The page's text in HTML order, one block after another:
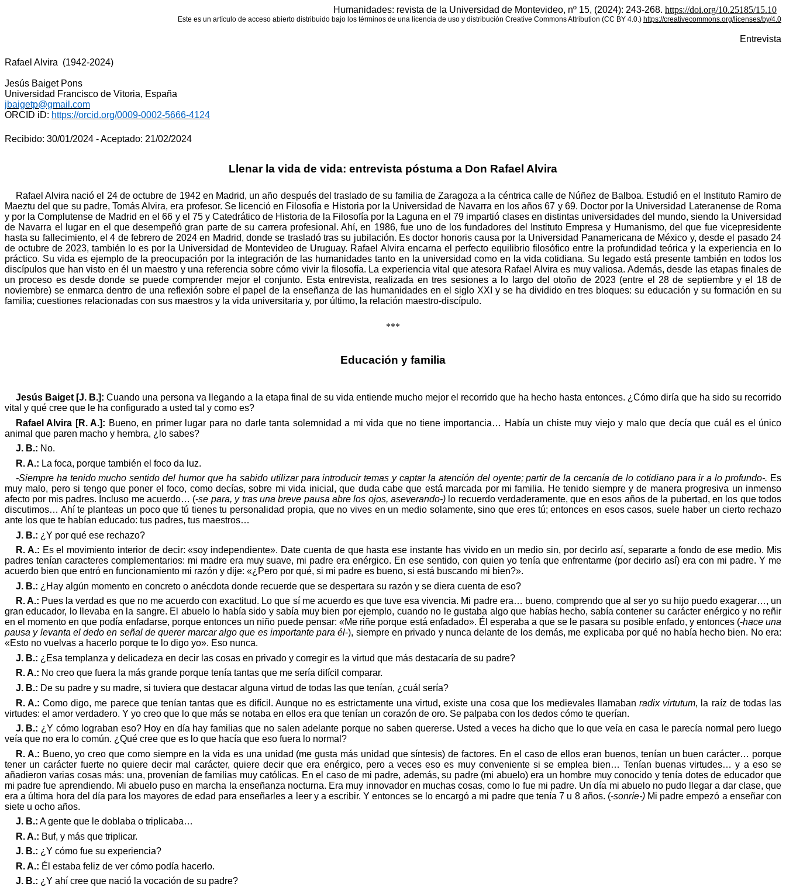
Humanidades: revista de la Universidad de Montevideo, nº 15, (2024): 243-268. https://doi.org/10.25185/15.10
Este es un artículo de acceso abierto distribuido bajo los términos de una licencia de uso y distribución Creative Commons Attribution (CC BY 4.0.) https://creativecommons.org/licenses/by/4.0
Entrevista
Rafael Alvira (1942-2024)
Jesús BaigetPons
Universidad Francisco de Vitoria, España
jbaigetp@gmail.com
ORCID iD: https://orcid.org/0009-0002-5666-4124
Recibido: 30/01/2024 - Aceptado: 21/02/2024
Llenar la vida de vida: entrevista póstuma a Don Rafael Alvira
Rafael Alvira nació el 24 de octubre de 1942 en Madrid, un año después del traslado de su familia de Zaragoza a la céntrica calle de Núñez de Balboa. Estudió en el Instituto Ramiro de
Maeztu del que su padre, Tomás Alvira, era profesor. Se licenció en Filosofía e Historia por la Universidad de Navarra en los años 67 y 69. Doctor por la Universidad Lateranense de Roma
y por la Complutense de Madrid en el 66 y el 75 y Catedrático de Historia de la Filosofía por la Laguna en el 79 impartió clases en distintas universidades del mundo, siendo la Universidad
de Navarra el lugar en el que desempeñó gran parte de su carrera profesional. Ahí, en 1986, fue uno de los fundadores del Instituto Empresa y Humanismo, del que fue vicepresidente
hasta su fallecimiento, el 4 de febrero de 2024 en Madrid, donde se trasladó tras su jubilación. Es doctor honoris causa por la Universidad Panamericana de México y, desde el pasado 24
de octubre de 2023, también lo es por la Universidad de Montevideo de Uruguay. Rafael Alvira encarna el perfecto equilibrio filosófico entre la profundidad teórica y la experiencia en lo
práctico. Su vida es ejemplo de la preocupación por la integración de las humanidades tanto en la universidad como en la vida cotidiana. Su legado está presente también en todos los
discípulos que han visto en él un maestro y una referencia sobre cómo vivir la filosofía. La experiencia vital que atesora Rafael Alvira es muy valiosa. Además, desde las etapas finales de
un proceso es desde donde se puede comprender mejor el conjunto. Esta entrevista, realizada en tres sesiones a lo largo del otoño de 2023 (entre el 28 de septiembre y el 18 de
noviembre) se enmarca dentro de una reflexión sobre el papel de la enseñanza de las humanidades en el siglo XXI y se ha dividido en tres bloques: su educación y su formación en su
familia; cuestiones relacionadas con sus maestros y la vida universitaria y, por último, la relación maestro-discípulo.
***
Educación y familia
Jesús Baiget[J. B.]: Cuando una persona va llegando a la etapa final de su vida entiende mucho mejor el recorrido que ha hecho hasta entonces. ¿ Cómo diría que ha sido su recorrido
vital y qué cree que le ha configurado a usted tal y como es?
Rafael Alvira [R. A.]: Bueno, en primer lugar para no darle tanta solemnidad a mi vida que no tiene importancia… Había un chiste muy viejo y malo que decía que cuál es el único
animal que paren macho y hembra, ¿lo sabes?
J. B.: No.
R. A.: La foca, porque también el foco da luz.
-Siempre ha tenido mucho sentido del humor que ha sabido utilizar para introducir temas y captar la atención del oyente; partir de la cercanía de lo cotidiano para ir a lo profundo-. Es
muy malo, pero si tengo que poner el foco, como decías, sobre mi vida inicial,que duda cabe que está marcada por mi familia. He tenido siempre y de manera progresiva un inmenso
afecto por mis padres. Incluso me acuerdo… (-se para, y tras una breve pausa abre los ojos, aseverando-) lo recuerdo verdaderamente,que en esos años de la pubertad, en los que todos
discutimos… Ahí te planteas un poco que tú tienes tu personalidad propia, que no vives en un medio solamente, sino que eres tú; entonces en esos casos, suele haber un cierto rechazo
ante los que te habían educado: tus padres, tus maestros…
J. B.: ¿Y por qué ese rechazo?
R. A.: Es el movimiento interior de decir:«soy independiente». Date cuenta de que hasta ese instante has vivido en un medio sin, por decirlo así, separarte a fondo de ese medio. Mis
padres tenían caracteres complementarios: mi madre era muy suave, mi padre era enérgico. En ese sentido, con quien yo tenía que enfrentarme (por decirlo así) era con mi padre. Y me
acuerdo bien que entró en funcionamiento mi razón y dije: «¿Pero por qué, si mi padre es bueno, si está buscando mi bien?».
J. B.: ¿Hay algún momento en concreto o anécdota donde recuerde que se despertara su razón y se diera cuenta de eso?
R. A.: Pues la verdad es que no me acuerdo con exactitud. Lo que sí me acuerdo es que tuve esa vivencia. Mi padre era… bueno, comprendo que al ser yo su hijo puedo exagerar…, un
gran educador, lo llevaba en la sangre. El abuelo lo había sido y sabía muy bien por ejemplo, cuando no le gustaba algo que habías hecho, sabía contener sucarácter enérgicoy no reñir
en el momento en que podía enfadarse, porque entonces un niño puede pensar:«Me riñe porque está enfadado». É l esperaba a que se le pasara su posible enfado, y entonces (-hace una
pausa y levanta el dedo en señal de querer marcar algoque esimportante paraél-), siempre en privado y nunca delante de los demás, me explicaba porqué no había hecho bien. No era:
«Esto no vuelvas a hacerlo porque te lo digo yo». Eso nunca.
J. B.: ¿Esa templanza y delicadeza en decir las cosas en privado y corregir es la virtud que más destacaría de su padre?
R. A.: No creo que fuera la más grande porque tenía tantas que me sería difícil comparar.
J. B.: De su padre y su madre, si tuviera que destacar alguna virtud de todas las que tenían, ¿ cuá sería?
R. A.:Como digo, me parece que tenían tantas que es difícil. Aunque no es estrictamente una virtud, existe una cosa que los medievales llamabanradix virtutum, la raíz de todas las
virtudes: el amor verdadero. Y yo creo que lo que más se notaba en ellos era que tenían un corazón de oro. Se palpaba con los dedos cómo te querían.
J. B.: ¿Y cómo lograban eso? Hoy en día hay familias que no salen adelante porque no saben quererse. Usted a veces ha dicho que lo que veía en casa le parecía normal pero luego
veía que no era lo común. ¿ Qué cree que es lo que hacía que eso fuera lo normal?
R. A.: Bueno, yo creo que como siempre en la vida es una unidad (me gusta más unidad que síntesis) de factores. En el caso de ellos eran buenos, tenían un buencarácter… porque
tener un carácter fuerte no quiere decir mal carácter, quiere decir que era enérgico, pero a veces eso es muy conveniente si se emplea bien… Tenían buenas virtudes… y a eso se
añadieron varias cosas más: una, provenían de familias muy católicas. En el caso de mi padre, además, su padre (mi abuelo) era un hombre muy conocido y tenía dotes de educador que
mi padre fue aprendiendo. Mi abuelo puso en marcha la enseñanza nocturna. Era muy innovador en muchas cosas, como lo fue mi padre. Un día mi abuelo no pudo llegar a dar clase, que
era a última hora del día para los mayores de edad para enseñarles a leer y a escribir. Y entonces se lo encargó a mi padre que tenía 7 u 8 años. (-sonríe-) Mi padre empezó a enseñar con
siete u ocho años.
J. B.: A gente que le doblaba o triplicaba…
R. A.: Buf, y más que triplicar.
J. B.: ¿Y cómo fue su experiencia?
R. A.: É l estaba feliz de ver cómo podía hacerlo.
J. B.: ¿Y ahí cree que nació la vocación de su padre?